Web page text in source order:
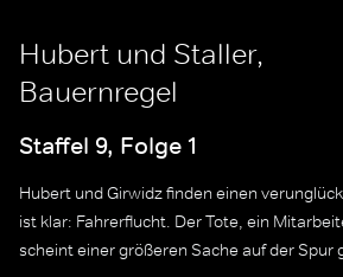
Hubert und Staller,
Bauernregel
Staffel 9, Folge 1
Hubert und Girwidz finden einen
ist klar: Fahrerflucht. Der Tote, ein
scheint einer größeren Sache auf der Spur